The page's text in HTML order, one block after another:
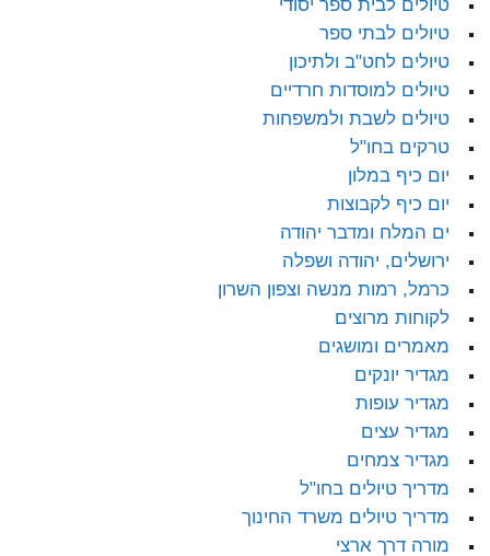
טיולים לבית ספר יסודי
טיולים לבתי ספר
טיולים לחט"ב ולתיכון
טיולים למוסדות חרדיים
טיולים לשבת ולמשפחות
טרקים בחו"ל
יום כיף במלון
יום כיף לקבוצות
ים המלח ומדבר יהודה
ירושלים, יהודה ושפלה
כרמל, רמות מנשה וצפון השרון
לקוחות מרוצים
מאמרים ומושגים
מגדיר יונקים
מגדיר עופות
מגדיר עצים
מגדיר צמחים
מדריך טיולים בחו"ל
מדריך טיולים משרד החינוך
מורה דרך ארצי